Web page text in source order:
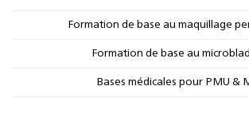
Formation de base au maquillage
Formation de base au
Bases médicales pour PMU &